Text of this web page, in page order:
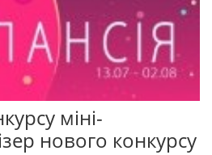
міні-
нового конкурсу